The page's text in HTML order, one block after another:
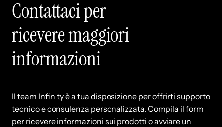
Contattaci per
ricevere maggiori
informazioni
Il team Infinity è a tua disposizione per offrirti supporto
tecnico e consulenza personalizzata. Compila il form
per ricevere informazioni sui prodotti o avviare un